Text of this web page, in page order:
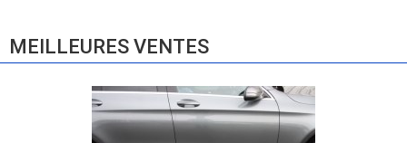
MEILLEURES VENTES